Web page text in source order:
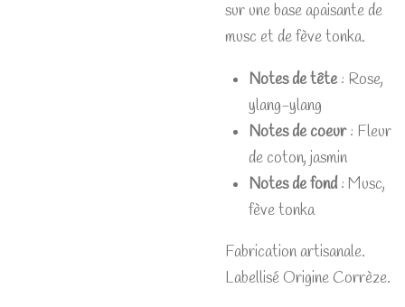
sur une base apaisante de
musc et de fève tonka.
Notes de tête: Rose,
ylang-ylang
Notes de coeur: Fleur
de coton, jasmin
Notes de fond : Musc,
fève tonka
Fabrication artisanale.
Labellisé Origine Corrèze.